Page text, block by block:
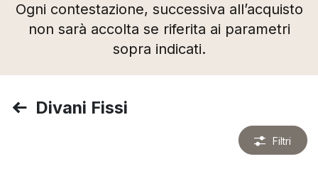
Ogni contestazione, successiva all’acquisto
non sarà accolta se riferita ai parametri
sopra indicati.
Divani Fissi
Filtri